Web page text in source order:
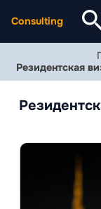
Consulting
Резидентская